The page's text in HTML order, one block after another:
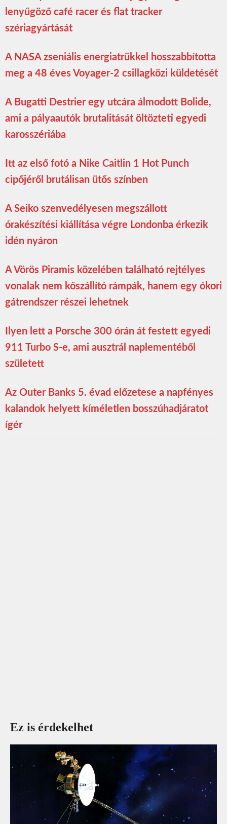
lenyűgöző café racer és flat tracker
szériagyártását
A NASA zseniális energiatrükkel hosszabbította
meg a 48 éves Voyager-2 csillagközi küldetését
A Bugatti Destrier egy utcára álmodott Bolide,
ami a pályaautók brutalitását öltözteti egyedi
karosszériába
Itt az első fotó a Nike Caitlin 1 Hot Punch
cipőjéről brutálisan ütős színben
A Seiko szenvedélyesen megszállott
órakészítési kiállítása végre Londonba érkezik
idén nyáron
A Vörös Piramis közelében található rejtélyes
vonalak nem kőszállító rámpák, hanem egy ókori
gátrendszer részei lehetnek
Ilyen lett a Porsche 300 órán át festett egyedi
911 Turbo S-e, ami ausztrál naplementéből
született
Az Outer Banks 5. évad előzetese a napfényes
kalandok helyett kíméletlen bosszúhadjáratot
ígér
Ez is érdekelhet